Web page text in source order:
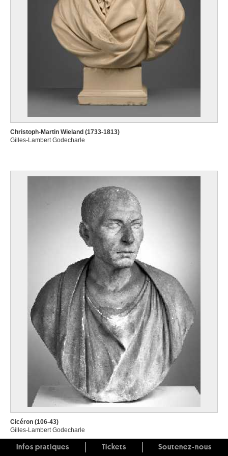
Christoph-Martin Wieland (1733-1813)
Gilles-Lambert Godecharle
Cicéron (106-43)
Gilles-Lambert Godecharle
Infos pratiques Tickets Soutenez-nous